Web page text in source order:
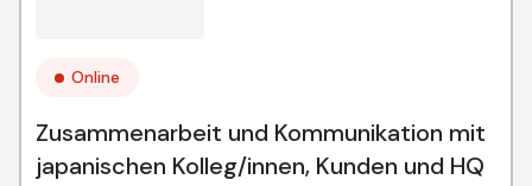
Online
Zusammenarbeit und Kommunikation mit
japanischen Kolleg/innen, Kunden und HQ